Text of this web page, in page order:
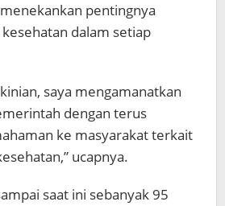
pentingnya
dalam setiap
saya mengamanatkan
dengan terus
ke masyarakat terkait
ucapnya.
saat ini sebanyak 95